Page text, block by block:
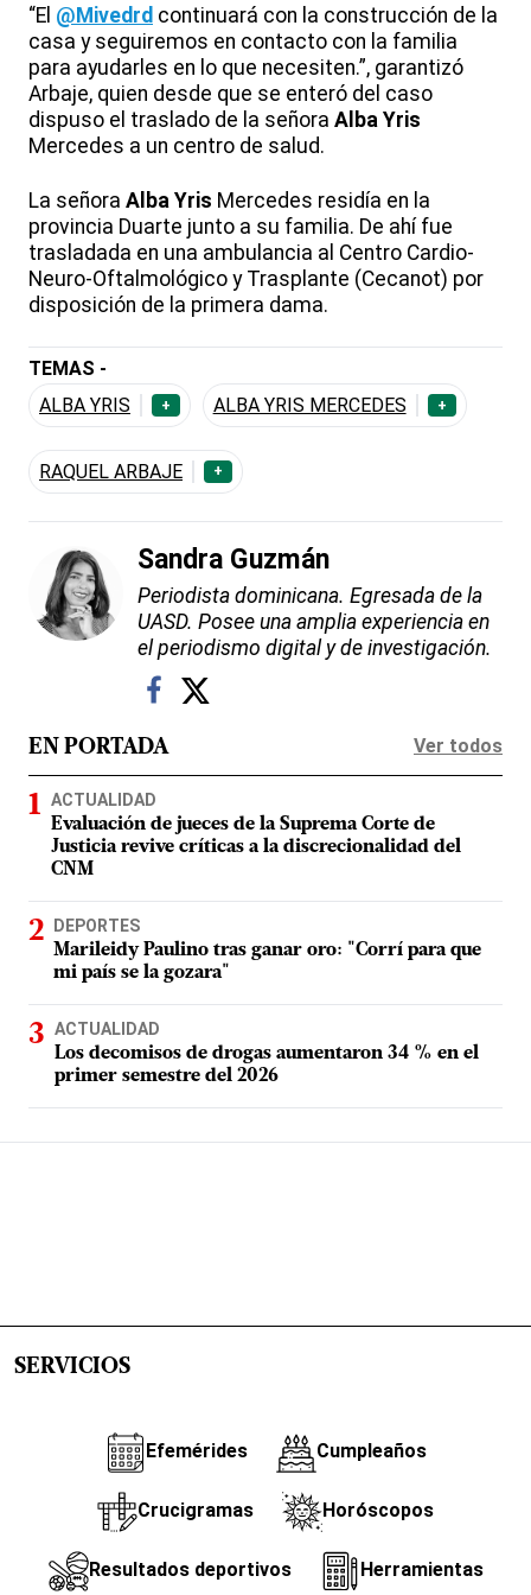
“El @Mivedrd continuará con la construcción de la
casa y seguiremos en contacto con la familia
para ayudarles en lo que necesiten.”, garantizó
Arbaje, quien desde que se enteró del caso
dispuso el traslado de la señora Alba Yris
Mercedes a un centro de salud.
La señora Alba Yris Mercedes residía en la
provincia Duarte junto a su familia. De ahí fue
trasladada en una ambulancia al Centro Cardio-
Neuro-Oftalmológico y Trasplante (Cecanot) por
disposición de la primera dama.
TEMAS -
ALBA YRIS
+ ALBA YRIS MERCEDES +
RAQUEL ARBAJE +
Sandra Guzmán
Periodista dominicana. Egresada de la
UASD. Posee una amplia experiencia en
el periodismo digital y de investigación.
EN PORTADA Ver todos
ACTUALIDAD
Evaluación de jueces de la Suprema Corte de
Justicia revive críticas a la discrecionalidad del
CNM
DEPORTES
Marileidy Paulino tras ganar oro: "Corrí para que
mi país se la gozara"
ACTUALIDAD
Los decomisos de drogas aumentaron 34 % en el
primer semestre del 2026
SERVICIOS
Efemérides Cumpleaños
Crucigramas Horóscopos
Resultados deportivos Herramientas